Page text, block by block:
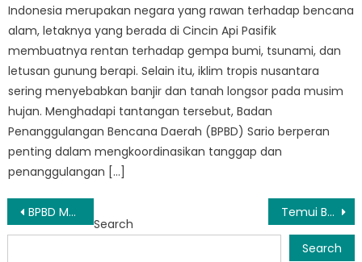
Indonesia merupakan negara yang rawan terhadap bencana
alam, letaknya yang berada di Cincin Api Pasifik
membuatnya rentan terhadap gempa bumi, tsunami, dan
letusan gunung berapi. Selain itu, iklim tropis nusantara
sering menyebabkan banjir dan tanah longsor pada musim
hujan. Menghadapi tantangan tersebut, Badan
Penanggulangan Bencana Daerah (BPBD) Sario berperan
penting dalam mengkoordinasikan tanggap dan
penanggulangan […]
Post
navigation
BPBD Malalayang Ambil Tindakan Proaktif untuk Menjamin Keamanan Masyarakat Temui BPBD Sario: Badan Indonesia yang Memimpin Upaya Penanggulangan Bencana
Search
Search